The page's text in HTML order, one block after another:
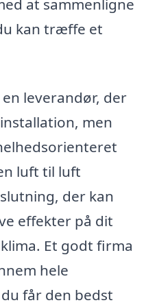
at sammenligne
kan træffe et
leverandør, der
men
luft til luft
der kan
effekter på dit
Et godt firma
hele
får den bedst